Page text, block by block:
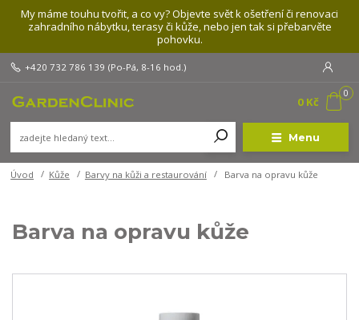
My máme touhu tvořit, a co vy? Objevte svět k ošetření či renovaci
zahradního nábytku, terasy či kůže, nebo jen tak si přebarvěte
pohovku.
Menu
+420 732 786 139 (Po-Pá, 8-16 hod.)
0
0 Kč
Úvod Kůže Barvy na kůži a restaurování Barva na opravu kůže
Barva na opravu kůže